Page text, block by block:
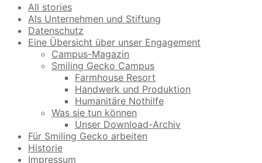
All stories
Als Unternehmen und Stiftung
Datenschutz
Eine Übersicht über unser Engagement
Campus-Magazin
Smiling Gecko Campus
Farmhouse Resort
Handwerk und Produktion
Humanitäre Nothilfe
Was sie tun können
Unser Download-Archiv
Für Smiling Gecko arbeiten
Historie
Impressum